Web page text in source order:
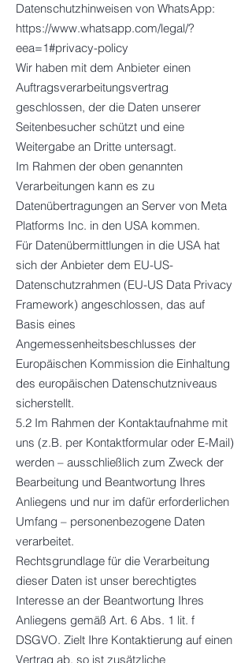
Datenschutzhinweisen von WhatsApp:
https://www.whatsapp.com/legal/?
eea=1#privacy-policy
Wir haben mit dem Anbieter einen
Auftragsverarbeitungsvertrag
geschlossen, der die Daten unserer
Seitenbesucher schützt und eine
Weitergabe an Dritte untersagt.
Im Rahmen der oben genannten
Verarbeitungen kann es zu
Datenübertragungen an Server von Meta
Platforms Inc. in den USA kommen.
Für Datenübermittlungen in die USA hat
sich der Anbieter dem EU-US-
Datenschutzrahmen (EU-US Data Privacy
Framework) angeschlossen, das auf
Basis eines
Angemessenheitsbeschlusses der
Europäischen Kommission die Einhaltung
des europäischen Datenschutzniveaus
sicherstellt.
5.2 Im Rahmen der Kontaktaufnahme mit
uns (z.B. per Kontaktformular oder E-Mail)
werden – ausschließlich zum Zweck der
Bearbeitung und Beantwortung Ihres
Anliegens und nur im dafür erforderlichen
Umfang – personenbezogene Daten
verarbeitet.
Rechtsgrundlage für die Verarbeitung
dieser Daten ist unser berechtigtes
Interesse an der Beantwortung Ihres
Anliegens gemäß Art. 6 Abs. 1 lit. f
DSGVO. Zielt Ihre Kontaktierung auf einen
Vertrag ab, so ist zusätzliche